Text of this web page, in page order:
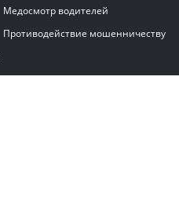
Медосмотр водителей
Противодействие мошенничеству